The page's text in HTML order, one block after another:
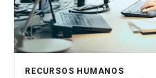
RECURSOS HUMANOS